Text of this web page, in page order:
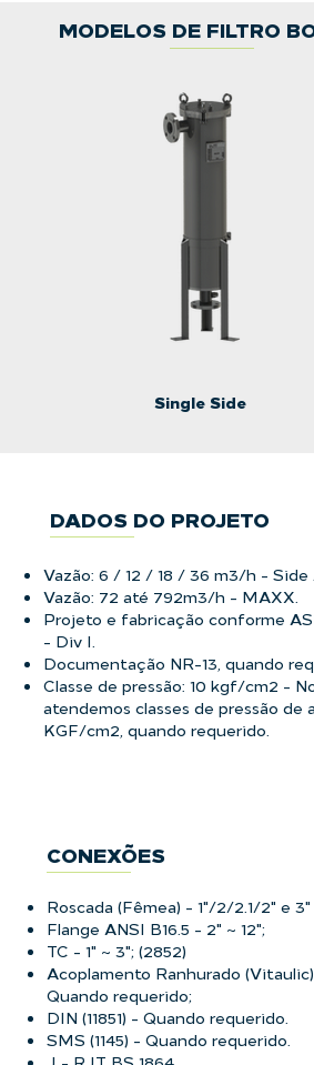
MODELOS DE FILTRO
Single Side
DADOS DO PROJETO
Vazão: 6 / 12 / 18 / 36 m3/h - Side
Vazão: 72 até 792m3/h - MAXX.
Projeto e fabricação conforme
- Div I.
Documentação NR-13, quando
Classe de pressão: 10 kgf/cm2 -
atendemos classes de pressão de
KGF/cm2, quando requerido.
CONEXÕES
Roscada (Fêmea) - 1"/2/2.1/2" e
Flange ANSI B16.5 - 2" ~ 12";
TC - 1" ~ 3"; (2852)
Acoplamento Ranhurado
Quando requerido;
DIN (11851) - Quando requerido.
SMS (1145) - Quando requerido.